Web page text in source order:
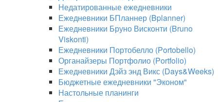
Недатированные ежедневники
Ежедневники БПланнер (Bplanner)
Ежедневники Бруно Висконти (Bruno
Viskonti)
Ежедневники Портобелло (Portobello)
Органайзеры Портфолио (Portfolio)
Ежедневники Дэйз энд Викс (Days&Weeks)
Бюджетные ежедневники "Эконом"
Настольные планинги